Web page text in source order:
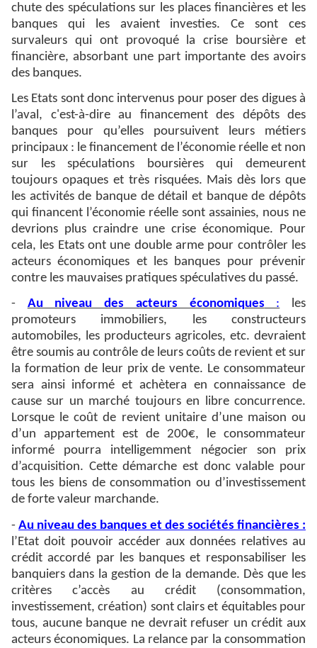
chute des spéculations sur les places financières et les
banques qui les avaient investies. Ce sont ces
survaleurs qui ont provoqué la crise boursière et
financière, absorbant une part importante des avoirs
des banques.
Les Etats sont donc intervenus pour poser des digues à
l’aval, c'est-à-dire au financement des dépôts des
banques pour qu’elles poursuivent leurs métiers
principaux : le financement de l’économie réelle et non
sur les spéculations boursières qui demeurent
toujours opaques et très risquées. Mais dès lors que
les activités de banque de détail et banque de dépôts
qui financent l’économie réelle sont assainies, nous ne
devrions plus craindre une crise économique. Pour
cela, les Etats ont une double arme pour contrôler les
acteurs économiques et les banques pour prévenir
contre les mauvaises pratiques spéculatives du passé.
- Au niveau des acteurs économiques : les
promoteurs immobiliers, les constructeurs
automobiles, les producteurs agricoles, etc. devraient
être soumis au contrôle de leurs coûts de revient et sur
la formation de leur prix de vente. Le consommateur
sera ainsi informé et achètera en connaissance de
cause sur un marché toujours en libre concurrence.
Lorsque le coût de revient unitaire d’une maison ou
d’un appartement est de 200€, le consommateur
informé pourra intelligemment négocier son prix
d’acquisition. Cette démarche est donc valable pour
tous les biens de consommation ou d’investissement
de forte valeur marchande.
- Au niveau des banques et des sociétés financières :
l’Etat doit pouvoir accéder aux données relatives au
crédit accordé par les banques et responsabiliser les
banquiers dans la gestion de la demande. Dès que les
critères c’accès au crédit (consommation,
investissement, création) sont clairs et équitables pour
tous, aucune banque ne devrait refuser un crédit aux
acteurs économiques. La relance par la consommation